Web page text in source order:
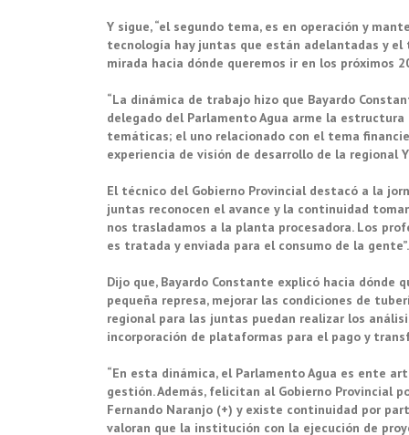
Y sigue, “el segundo tema, es en operación y
tecnología hay juntas que están adelantadas y
mirada hacia dónde queremos ir en los próximos
“La dinámica de trabajo hizo que Bayardo
delegado del Parlamento Agua arme la
temáticas; el uno relacionado con el tema
experiencia de visión de desarrollo de la regional
El técnico del Gobierno Provincial destacó a la
juntas reconocen el avance y la continuidad
nos trasladamos a la planta procesadora. Los
es tratada y enviada para el consumo de la gente”.
Dijo que, Bayardo Constante explicó hacia
pequeña represa, mejorar las condiciones de
regional para las juntas puedan realizar los
incorporación de plataformas para el pago y
“En esta dinámica, el Parlamento Agua es ente
gestión. Además, felicitan al Gobierno Provincial
Fernando Naranjo (+) y existe continuidad por
valoran que la institución con la ejecución de